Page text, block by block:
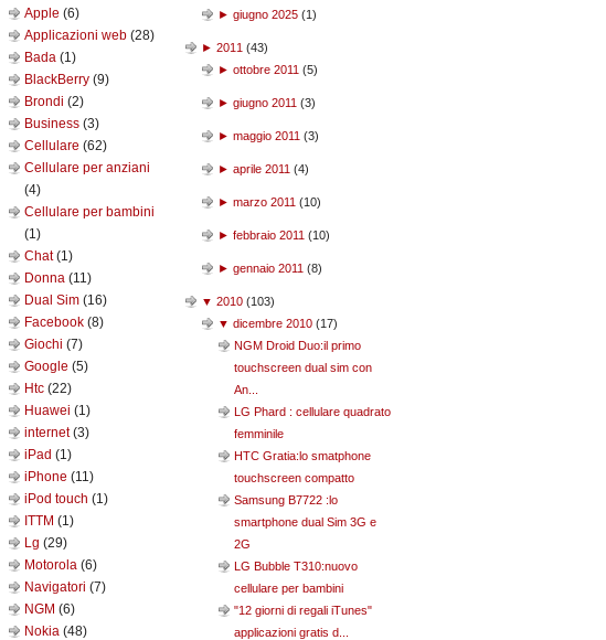
Apple (6)
Applicazioni web (28)
Bada (1)
BlackBerry (9)
Brondi (2)
Business (3)
Cellulare (62)
Cellulare per anziani
(4)
Cellulare per bambini
(1)
Chat(1)
Donna (11)
Dual Sim (16)
Facebook (8)
Giochi (7)
Google (5)
Htc (22)
Huawei (1)
internet(3)
iPad (1)
iPhone (11)
iPod touch (1)
ITTM (1)
Lg (29)
Motorola (6)
Navigatori (7)
NGM (6)
Nokia (48)
► giugno 2025 (1)
► 2011 (43)
► ottobre 2011 (5)
► giugno 2011 (3)
► maggio 2011 (3)
► aprile 2011 (4)
► marzo 2011 (10)
► febbraio 2011 (10)
► gennaio 2011 (8)
▼ 2010 (103)
▼ dicembre 2010 (17)
NGM Droid Duo:il primo
touchscreen dual sim con
An...
LG Phard : cellulare quadrato
femminile
HTC Gratia:lo smatphone
touchscreen compatto
Samsung B7722 :lo
smartphone dual Sim 3G e
2G
LG Bubble T310:nuovo
cellulare per bambini
"12 giorni di regali iTunes"
applicazioni gratis d...